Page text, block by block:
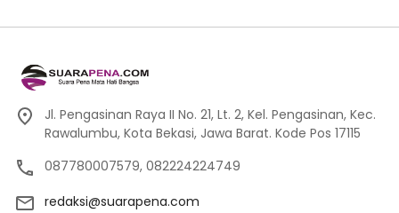
Jl. Pengasinan Raya II No. 21, Lt. 2, Kel. Pengasinan, Kec.
Rawalumbu, Kota Bekasi, Jawa Barat. Kode Pos 17115
087780007579, 082224224749
redaksi@suarapena.com